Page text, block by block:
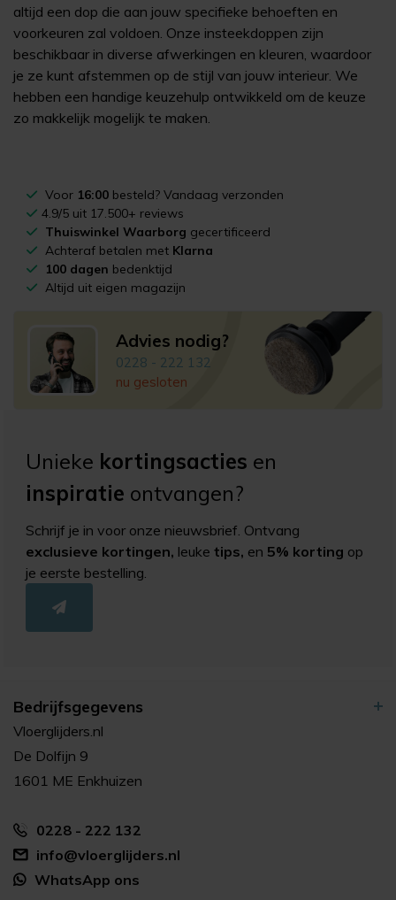
altijd een dop die aan jouw specifieke behoeften en
voorkeuren zal voldoen. Onze insteekdoppen zijn
beschikbaar in diverse afwerkingen en kleuren, waardoor
je ze kunt afstemmen op de stijl van jouw interieur. We
hebben een handige keuzehulp ontwikkeld om de keuze
zo makkelijk mogelijk te maken.
Voor 16:00 besteld? Vandaag verzonden
4.9/5 uit 17.500+ reviews
Thuiswinkel Waarborg gecertificeerd
Achteraf betalen met Klarna
100 dagen bedenktijd
Altijd uit eigen magazijn
Advies nodig?
0228 - 222 132
nu gesloten
Unieke kortingsacties en
inspiratie ontvangen?
Schrijf je in voor onze nieuwsbrief. Ontvang
exclusieve kortingen, leuketips, en 5% korting op
je eerste bestelling.
Bedrijfsgegevens
Vloerglijders.nl
De Dolfijn 9
1601 ME Enkhuizen
0228 - 222 132
info@vloerglijders.nl
WhatsApp ons